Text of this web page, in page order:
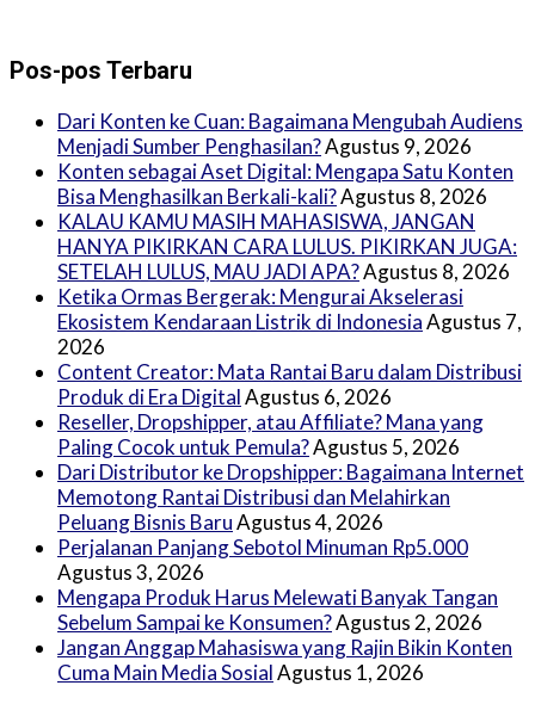
Pos-pos Terbaru
Dari Konten ke Cuan: Bagaimana Mengubah Audiens
Menjadi Sumber Penghasilan?Agustus 9, 2026
Konten sebagai Aset Digital: Mengapa Satu Konten
Bisa Menghasilkan Berkali-kali?Agustus 8, 2026
KALAU KAMU MASIH MAHASISWA, JANGAN
HANYA PIKIRKAN CARA LULUS. PIKIRKAN JUGA:
SETELAH LULUS, MAU JADI APA?Agustus 8, 2026
Ketika Ormas Bergerak: Mengurai Akselerasi
Ekosistem Kendaraan Listrik di IndonesiaAgustus 7,
2026
Content Creator: Mata Rantai Baru dalam Distribusi
Produk di Era DigitalAgustus 6, 2026
Reseller, Dropshipper, atau Affiliate? Mana yang
Paling Cocok untuk Pemula?Agustus 5, 2026
Dari Distributor ke Dropshipper: Bagaimana Internet
Memotong Rantai Distribusi dan Melahirkan
Peluang Bisnis BaruAgustus 4, 2026
Perjalanan Panjang Sebotol Minuman Rp5.000
Agustus 3, 2026
Mengapa Produk Harus Melewati Banyak Tangan
Sebelum Sampai ke Konsumen?Agustus 2, 2026
Jangan Anggap Mahasiswa yang Rajin Bikin Konten
Cuma Main Media SosialAgustus 1, 2026